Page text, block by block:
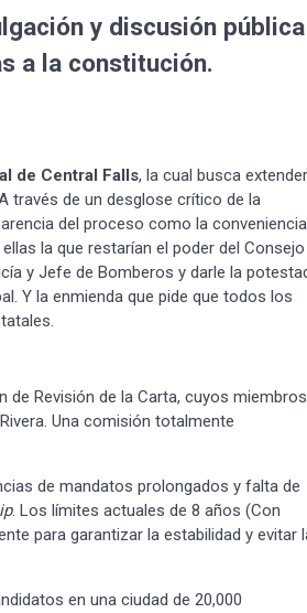
y discusión pública
a la constitución.
de Central Falls, la cual busca extender
través de un desglose crítico de la
del proceso como la conveniencia
la que restarían el poder del Consejo
y Jefe de Bomberos y darle la
Y la enmienda que pide que todos los
Revisión de la Carta, cuyos miembros
Una comisión totalmente
de mandatos prolongados y falta de
. Los límites actuales de 8 años (Con
para garantizar la estabilidad y evitar
en una ciudad de 20,000